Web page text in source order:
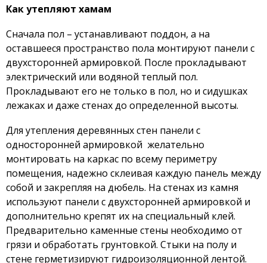
Сэндвич панель «Делюкс» XPS+OSB
Сэндвич панель «Делюкс» XPS+SML
Сэндвич панель «Делюкс» DL+SML
Сэндвич панель «Делюкс» DL+OSB
Сэндвич панель «Делюкс» OSB+XPS+OSB
Сэндвич панель «Делюкс» SML+XPS+SML
Блоки c OSB
Комплектующие
Алюминиевые профили
Гидроизолирующие составы
Гидроизоляционные ленты
Дюбеля
Закладные детали
Как утепляют хамам
Сначала пол – устанавливают поддон, а на
оставшееся пространство пола монтируют панели с
двухсторонней армировкой. После прокладывают
электрический или водяной теплый пол.
Прокладывают его не только в пол, но и сидушках
лежаках и даже стенах до определенной высоты.
Для утепления деревянных стен панели с
односторонней армировкой желательно
монтировать на каркас по всему периметру
помещения, надежно склеивая каждую панель между
собой и закрепляя на дюбель. На стенах из камня
используют панели с двухсторонней армировкой и
дополнительно крепят их на специальный клей.
Предварительно каменные стены необходимо от
грязи и обработать грунтовкой. Стыки на полу и
стене герметизируют гидроизоляционной лентой.